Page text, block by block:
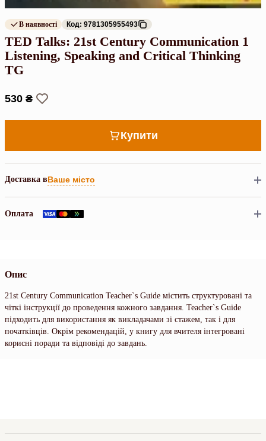
В наявності Код: 9781305955493
TED Talks: 21st Century Communication 1
Listening, Speaking and Critical Thinking
TG
530 ₴
Купити
Доставка вВаше місто
Оплата
Опис
21st Century Communication Teacher`s Guide містить структуровані та
чіткі інструкції до проведення кожного завдання. Teacher`s Guide
підходить для використання як викладачами зі стажем, так і для
початківців. Окрім рекомендацій, у книгу для вчителя інтегровані
корисні поради та відповіді до завдань.